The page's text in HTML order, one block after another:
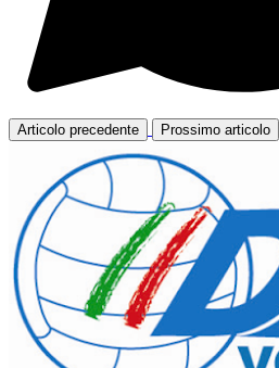
Articolo precedente Prossimo articolo